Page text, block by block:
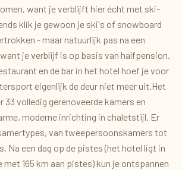
want je verblijft hier écht met ski-
klik je gewoon je ski's of snowboard
- maar natuurlijk pas na een
je verblijf is op basis van halfpension.
en de bar in het hotel hoef je voor
eigenlijk de deur niet meer uit.Het
volledig gerenoveerde kamers en
moderne inrichting in chaletstijl. Er
van tweepersoonskamers tot
Na een dag op de pistes (het hotel ligt in
met 165 km aan pistes) kun je ontspannen